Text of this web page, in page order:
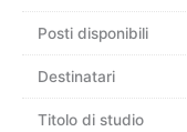
Posti disponibili
Destinatari
Titolo di studio